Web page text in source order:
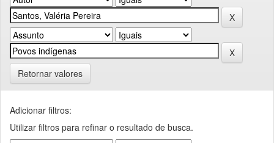
Retornar valores
Adicionar filtros:
Utilizar filtros para refinar o resultado de busca.